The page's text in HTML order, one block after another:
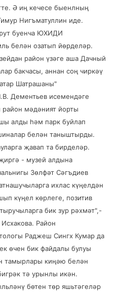
Ә иң кечесе быенлның
Нигъматуллин иде.
буенча ЮХИДИ
белән озатып йөрделәр.
район үзәге аша Дачный
бакчасы, аннан соң чиркәү
Шатрашаны"
Дементьев исемендәге
мәдәният йорты
алды һәм парк буйлап
белән таныштырды.
җавап та бирделәр.
- музей алдына
Зөлфәт Сәгъдиев
ихлас күңелдән
күңел көрлеге, позитив
бик зур рәхмәт",-
Район
Раджеш Сингх Кумар да
өчен бик файдалы булуы
тамырлары киңәю белән
тә урынлы икән.
бөтен төр яшьтәгеләр